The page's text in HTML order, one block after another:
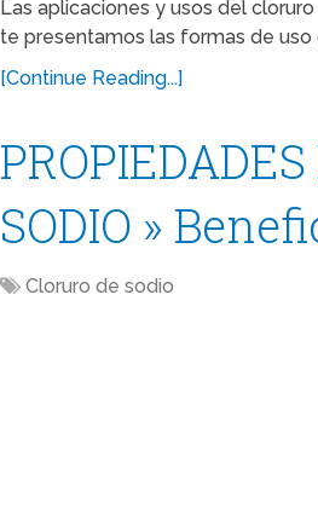
Las aplicaciones y usos del
te presentamos las formas de uso
[Continue Reading...]
SODIO »
Cloruro de sodio